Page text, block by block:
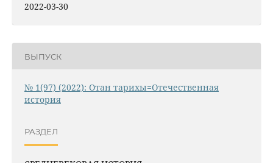
2022-03-30
ВЫПУСК
№ 1(97) (2022): Отан тарихы=Отечественная
история
РАЗДЕЛ